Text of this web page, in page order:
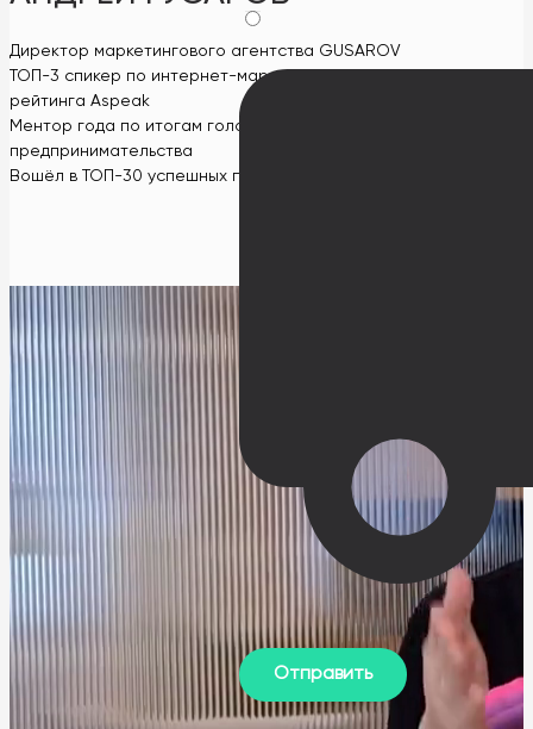
Директор маркетингового агентства GUSAROV
ТОП-3 спикер по интернет-маркетингу в СНГ по версии
рейтинга Aspeak
Ментор года по итогам голосования на всемирной неделе
предпринимательства
Вошёл в ТОП-30 успешных предпринимателей до 30 лет